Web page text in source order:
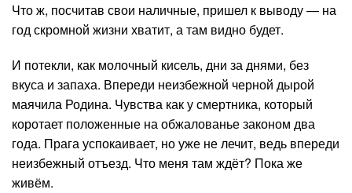
Что ж, посчитав свои наличные, пришел к выводу — на
год скромной жизни хватит, а там видно будет.
И потекли, как молочный кисель, дни за днями, без
вкуса и запаха. Впереди неизбежной черной дырой
маячила Родина. Чувства как у смертника, который
коротает положенные на обжалованье законом два
года. Прага успокаивает, но уже не лечит, ведь впереди
неизбежный отъезд. Что меня там ждёт? Пока же
живём.